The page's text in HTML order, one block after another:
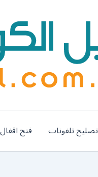
تصليح تلفونات فتح اقفال